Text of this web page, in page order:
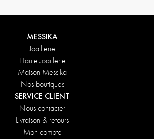
MESSIKA
Joaillerie
Haute Joaillerie
Maison Messika
Nos boutiques
SERVICE CLIENT
Nous contacter
Livraison & retours
Mon compte